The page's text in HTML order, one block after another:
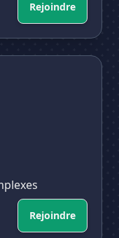
Rejoindre
Rejoindre